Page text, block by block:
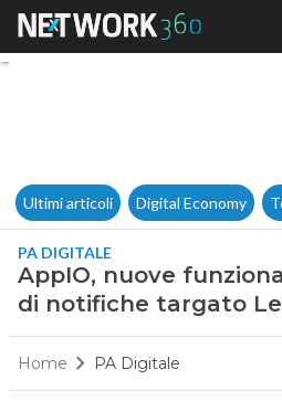
AppIO,
Ultimi articoli Digital Economy
PA DIGITALE
AppIO, nuove
di notifiche targato
Home PA Digitale